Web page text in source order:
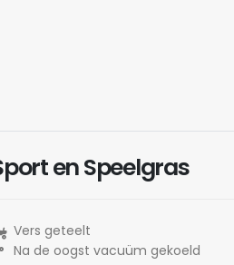
en Speelgras
Vers geteelt
Na de oogst vacuüm gekoeld